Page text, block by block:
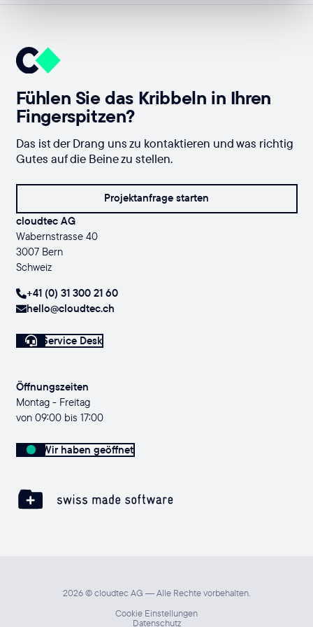
Fühlen Sie das Kribbeln in Ihren
Fingerspitzen?
Das ist der Drang uns zu kontaktieren und was richtig
Gutes auf die Beine zu stellen.
Projektanfrage starten
cloudtec AG
Wabernstrasse 40
3007 Bern
Schweiz
+41 (0) 31 300 21 60
hello@cloudtec.ch
Service Desk
Öffnungszeiten
Montag - Freitag
von 09:00 bis 17:00
Wir haben geöffnet
2026 © cloudtec AG — Alle Rechte vorbehalten.
Cookie Einstellungen
Datenschutz